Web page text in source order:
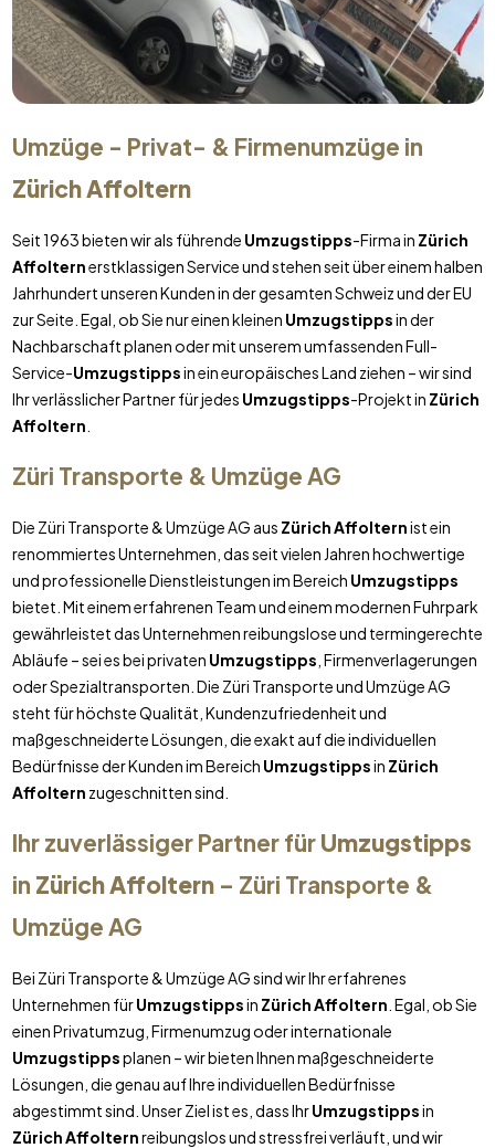
Umzüge - Privat- & Firmenumzüge in
Zürich Affoltern
Seit 1963 bieten wir als führende Umzugstipps-Firma in Zürich
Affolternerstklassigen Service und stehen seit über einem halben
Jahrhundert unseren Kunden in der gesamten Schweiz und der EU
zur Seite. Egal, ob Sie nur einen kleinen Umzugstippsin der
Nachbarschaft planen oder mit unserem umfassenden Full-
Service-Umzugstippsin ein europäisches Land ziehen – wir sind
Ihr verlässlicher Partner für jedes Umzugstipps-Projekt in Zürich
Affoltern
Züri Transporte & Umzüge AG
Die Züri Transporte & Umzüge AG aus Zürich Affolternist ein
renommiertes Unternehmen, das seit vielen Jahren hochwertige
und professionelle Dienstleistungen im Bereich Umzugstipps
bietet. Mit einem erfahrenen Team und einem modernen Fuhrpark
gewährleistet das Unternehmen reibungslose und termingerechte
Abläufe – sei es bei privaten Umzugstipps , Firmenverlagerungen
oder Spezialtransporten. Die Züri Transporte und Umzüge AG
steht für höchste Qualität, Kundenzufriedenheit und
maßgeschneiderte Lösungen, die exakt auf die individuellen
Bedürfnisse der Kunden im Bereich Umzugstippsin Zürich
Affoltern zugeschnitten sind.
Ihr zuverlässiger Partner fürUmzugstipps
in Zürich Affoltern– Züri Transporte &
Umzüge AG
Bei Züri Transporte & Umzüge AG sind wir Ihr erfahrenes
Unternehmen fürUmzugstippsin Zürich Affoltern . Egal, ob Sie
einen Privatumzug, Firmenumzug oder internationale
Umzugstippsplanen – wir bieten Ihnen maßgeschneiderte
Lösungen, die genau auf Ihre individuellen Bedürfnisse
abgestimmt sind. Unser Ziel ist es, dass IhrUmzugstippsin
Zürich Affolternreibungslos und stressfrei verläuft, und wir